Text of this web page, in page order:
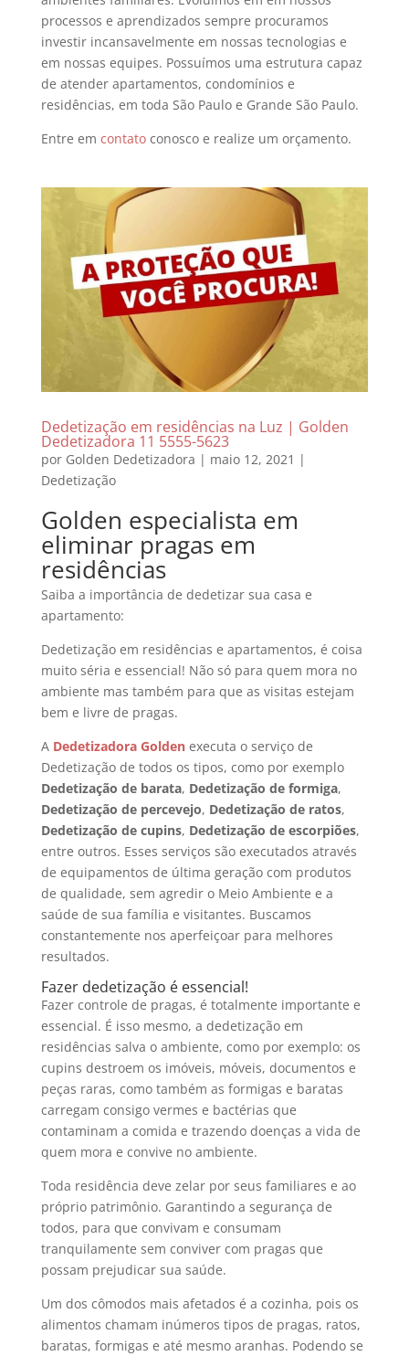
processos e aprendizados sempre procuramos
investir incansavelmente em nossas tecnologias e
em nossas equipes. Possuímos uma estrutura capaz
de atender apartamentos, condomínios e
residências, em toda São Paulo e Grande São Paulo.
Entre em contatoconosco e realize um orçamento.
Dedetização em residências na Luz | Golden
Dedetizadora 11 5555-5623
por Golden Dedetizadora | maio 12, 2021 |
Dedetização
Golden especialista em
eliminar pragas em
residências
Saiba a importância de dedetizar sua casa e
apartamento:
Dedetização em residências e apartamentos, é coisa
muito séria e essencial! Não só para quem mora no
ambiente mas também para que as visitas estejam
bem e livre de pragas.
A Dedetizadora Golden executa o serviço de
Dedetização de todos os tipos, como por exemplo
Dedetização de barata, Dedetização de formiga,
Dedetização de percevejo, Dedetização de ratos,
Dedetização de cupins, Dedetização de escorpiões,
entre outros. Esses serviços são executados através
de equipamentos de última geração com produtos
de qualidade, sem agredir o Meio Ambiente e a
saúde de sua família e visitantes. Buscamos
constantemente nos aperfeiçoar para melhores
resultados.
Fazer dedetização é essencial!
Fazer controle de pragas, é totalmente importante e
essencial. É isso mesmo, a dedetização em
residências salva o ambiente, como por exemplo: os
cupins destroem os imóveis, móveis, documentos e
peças raras, como também as formigas e baratas
carregam consigo vermes e bactérias que
contaminam a comida e trazendo doenças a vida de
quem mora e convive no ambiente.
Toda residência deve zelar por seus familiares e ao
próprio patrimônio. Garantindo a segurança de
todos, para que convivam e consumam
tranquilamente sem conviver com pragas que
possam prejudicar sua saúde.
Um dos cômodos mais afetados é a cozinha, pois os
alimentos chamam inúmeros tipos de pragas, ratos,
baratas, formigas e até mesmo aranhas. Podendo se